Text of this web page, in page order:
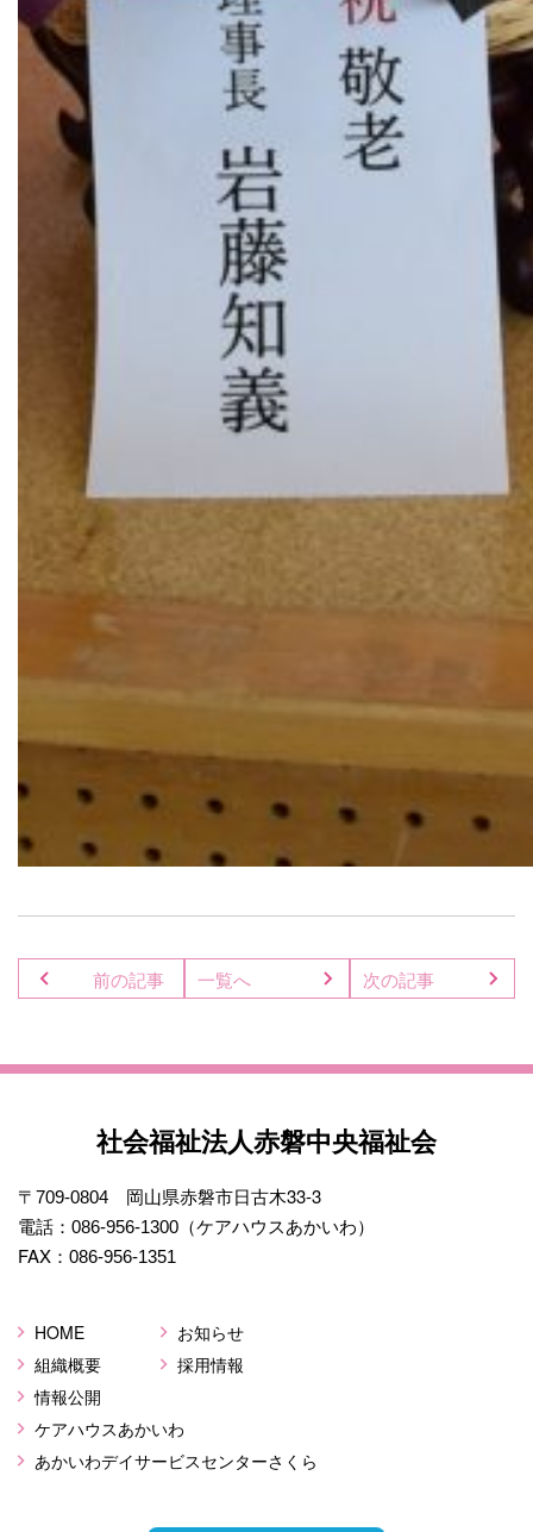
前の記事 一覧へ 次の記事
社会福祉法人赤磐中央福祉会
〒709-0804
岡山県赤磐市日古木33-3
電話： 086-956-1300 （ケアハウスあかいわ）
FAX： 086-956-1351
HOME
組織概要
情報公開
お知らせ
採用情報
ケアハウスあかいわ
あかいわデイサービスセンターさくら